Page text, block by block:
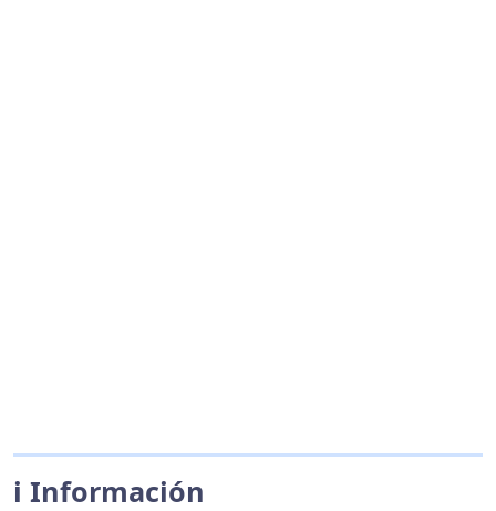
ℹ️ Información